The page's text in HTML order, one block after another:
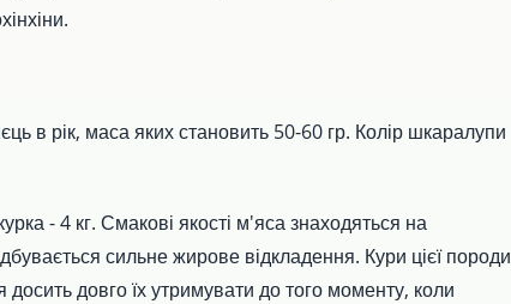
в рік, маса яких становить 50-60 гр. Колір шкаралупи
- 4 кг. Смакові якості м'яса знаходяться на
сильне жирове відкладення. Кури цієї породи
досить довго їх утримувати до того моменту, коли